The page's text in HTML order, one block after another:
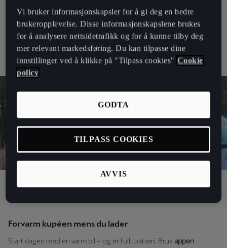
Kulda trenger ikke å være en utfordring
CUPRAs Produktsjef Anette Scheele har jobbet med bil hele sitt
voksne liv. Her er hennes beste vintertips for raskere lading, lengre
rekkevidde og maksimal kjøreglede.
Forvarm kupéen mens du lader
Start dagen med en varm bil – og et fullt batteri. Bruk appen
Vi bruker informasjonskapsler for å gi deg en bedre
brukeropplevelse. Disse informasjonskapslene brukes
for å analysere nettsidetrafikk og for å kunne tilby deg
mer relevant markedsføring. Du kan tilpasse dine
innstillinger ved å klikke på "Tilpass cookies" Cookie
policy
AVVIS
GODTA
TILPASS COOKIES